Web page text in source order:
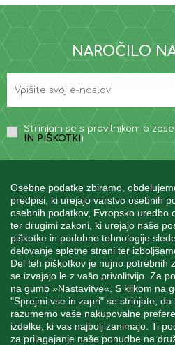
Osebne podatke zbiramo,
predpisi, ki urejajo varstvo osebnih
osebnih podatkov, Evropsko uredbo
ter drugimi zakoni, ki urejajo naše
piškotke in podobne tehnologije
delovanje spletne strani ter
Del teh piškotkov je nujno potrebnih
se izvajajo le z vašo privolitvijo. Za
na gumb »Nastavitve«. S klikom na
"Sprejmi vse in zapri" se strinjate,
razumemo vaše nakupovalne
izdelke, ki vas najbolj zanimajo. Ti
za prilagajanje naše ponudbe na
NAROČILO
Strinjam se s pravilnikom o
IN PIŠKOTKI )
MOJ
STORITEV ZA